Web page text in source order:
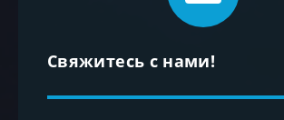
Свяжитесь с нами!